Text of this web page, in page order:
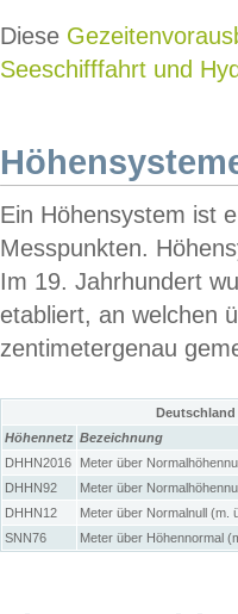
Diese
Seeschifffahrt und
Ein Höhensystem ist
Messpunkten.
Im 19. Jahrhundert
etabliert, an welchen
zentimetergenau
Höhennetz Bezeichnung
DHHN2016
Meter über
DHHN92
Meter über
DHHN12
Meter über Normalnull (m.
SNN76
Meter über Höhennormal